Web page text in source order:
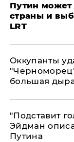
Путин может
страны и
LRT
Оккупанты
большая
​"Подставит
Эйдман
Путина